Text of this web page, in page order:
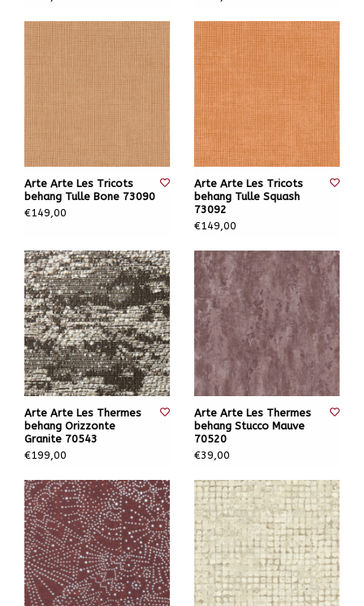
Arte Arte Les Tricots
behang Tulle Bone 73090
€149,00
Arte Arte Les Tricots
behang Tulle Squash
73092
€149,00
Arte Arte Les Thermes
behang Orizzonte
Granite 70543
€199,00
Arte Arte Les Thermes
behang Stucco Mauve
70520
€39,00